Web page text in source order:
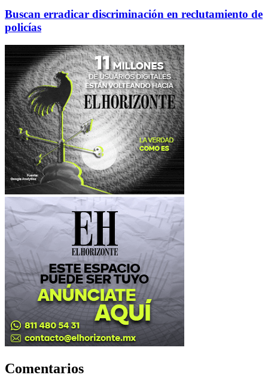
Buscan erradicar discriminación en reclutamiento de
policías
Comentarios